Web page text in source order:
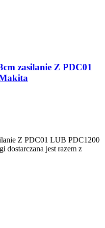
zasilanie Z PDC01
Z PDC01 LUB PDC1200
dostarczana jest razem z